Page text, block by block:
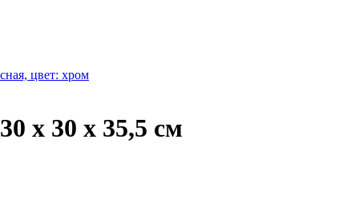
цвет: хром
х 30 х 35,5 см